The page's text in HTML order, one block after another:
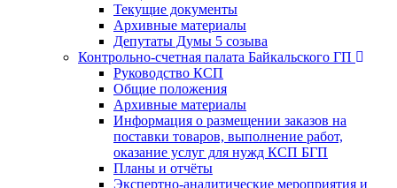
Текущие документы
Архивные материалы
Депутаты Думы 5 созыва
Контрольно-счетная палата Байкальского ГП
Руководство КСП
Общие положения
Архивные материалы
Информация о размещении заказов на
поставки товаров, выполнение работ,
оказание услуг для нужд КСП БГП
Планы и отчёты
Экспертно-аналитические мероприятия и